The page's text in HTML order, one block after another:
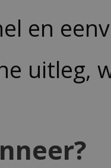
en
uitleg,